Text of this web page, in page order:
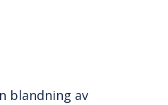
blandning av